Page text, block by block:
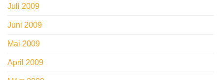
Juli 2009
Juni 2009
Mai 2009
April 2009